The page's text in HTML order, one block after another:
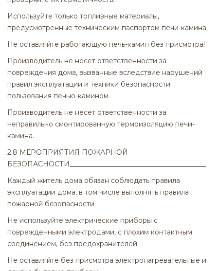
Используйте только топливные материалы,
предусмотренные техническим паспортом печи-камина.
Не оставляйте работающую печь-камин без присмотра!
Производитель не несет ответственности за
повреждения дома, вызванные вследствие нарушений
правил эксплуатации и техники безопасности
пользования печью-камином.
Производитель не несет ответственности за
неправильно смонтированную термоизоляцию печи-
камина.
2.8 МЕРОПРИЯТИЯ ПОЖАРНОЙ
БЕЗОПАСНОСТИ________________________________________
Каждый житель дома обязан соблюдать правила
эксплуатации дома, в том числе выполнять правила
пожарной безопасности.
Не используйте электрические приборы с
поврежденными электродами, с плохим контактным
соединением, без предохранителей.
Не оставляйте без присмотра электронагревательные и